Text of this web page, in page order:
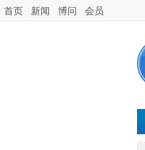
首页 新闻 博问 会员